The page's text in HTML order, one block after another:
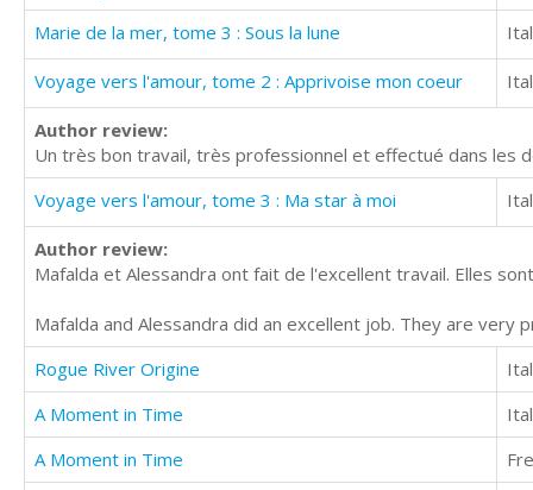
Marie de la mer, tome 3 : Sous la lune
Voyage vers l'amour, tome 2 : Apprivoise mon coeur
Author review:
Un très bon travail, très professionnel et effectué dans les
Voyage vers l'amour, tome 3 : Ma star à moi
Author review:
Mafalda et Alessandra ont fait de l'excellent travail. Elles
Mafalda and Alessandra did an excellent job. They are very
Rogue River Origine
A Moment in Time
A Moment in Time